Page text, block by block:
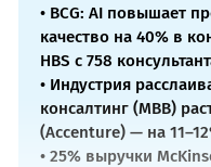
• BCG: AI повышает
качество на 40% в
HBS с 758
• Индустрия
консалтинг (MBB)
(Accenture) — на
• 25% выручки